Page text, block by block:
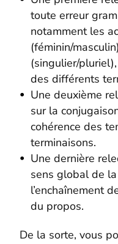
toute erreur
notamment les
(féminin/
(singulier/
des différents
Une deuxième
sur la
cohérence des
terminaisons.
Une dernière
sens global de
l’enchaînement
du propos.
De la sorte, vous